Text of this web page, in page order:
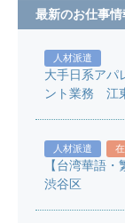
最新のお仕事情
人材派遣
大手日系アパ
ント業務 江
人材派遣
【台湾華語
渋谷区